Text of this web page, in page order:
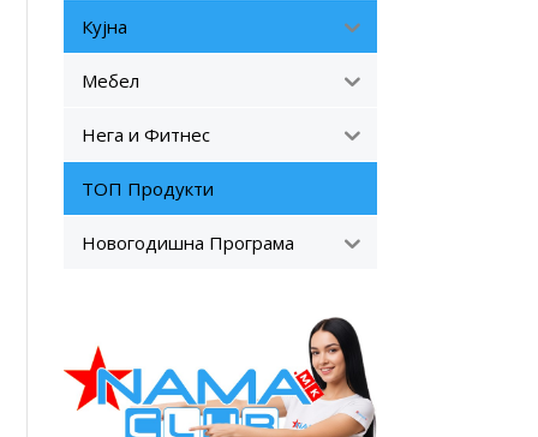
Кујна
Мебел
Нега и Фитнес
ТОП Продукти
Новогодишна Програма